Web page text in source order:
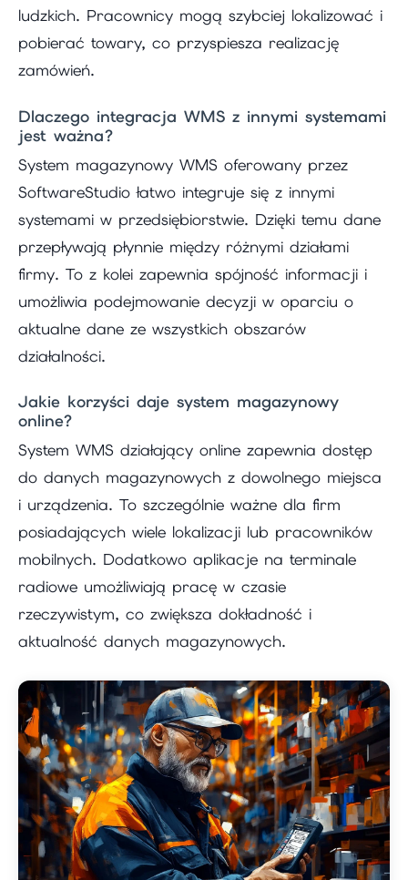
ludzkich. Pracownicy mogą szybciej lokalizować i
pobierać towary, co przyspiesza realizację
zamówień.
Dlaczego integracja WMS z innymi systemami
jest ważna?
System magazynowy WMS oferowany przez
SoftwareStudio łatwo integruje się z innymi
systemami w przedsiębiorstwie. Dzięki temu dane
przepływają płynnie między różnymi działami
firmy. To z kolei zapewnia spójność informacji i
umożliwia podejmowanie decyzji w oparciu o
aktualne dane ze wszystkich obszarów
działalności.
Jakie korzyści daje system magazynowy
online?
System WMS działający online zapewnia dostęp
do danych magazynowych z dowolnego miejsca
i urządzenia. To szczególnie ważne dla firm
posiadających wiele lokalizacji lub pracowników
mobilnych. Dodatkowo aplikacje na terminale
radiowe umożliwiają pracę w czasie
rzeczywistym, co zwiększa dokładność i
aktualność danych magazynowych.